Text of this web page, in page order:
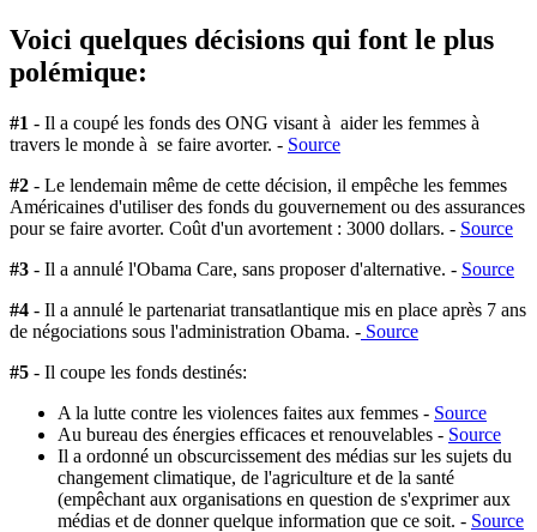
Voici quelques décisions qui font le plus
polémique:
#1 - Il a coupé les fonds des ONG visant à aider les femmes à
travers le monde à se faire avorter. - Source
#2 - Le lendemain même de cette décision, il empêche les femmes
Américaines d'utiliser des fonds du gouvernement ou des assurances
pour se faire avorter. Coût d'un avortement : 3000 dollars. - Source
#3 - Il a annulé l'Obama Care, sans proposer d'alternative. - Source
#4 - Il a annulé le partenariat transatlantique mis en place après 7 ans
de négociations sous l'administration Obama. - Source
#5 - Il coupe les fonds destinés:
A la lutte contre les violences faites aux femmes - Source
Au bureau des énergies efficaces et renouvelables - Source
Il a ordonné un obscurcissement des médias sur les sujets du
changement climatique, de l'agriculture et de la santé
(empêchant aux organisations en question de s'exprimer aux
médias et de donner quelque information que ce soit. - Source